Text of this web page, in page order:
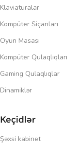
Klaviaturalar
Kompüter Siçanları
Oyun Masası
Kompüter Qulaqlıqları
Gaming Qulaqlıqlar
Dinamiklər
Keçidlər
Şəxsi kabinet